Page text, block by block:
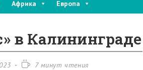
Африка Европа
в Калининграде
Время7 минут чтения